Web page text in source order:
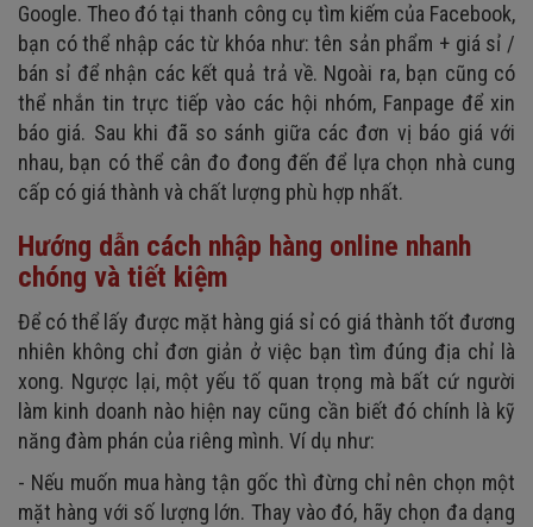
Google. Theo đó tại thanh công cụ tìm kiếm của Facebook,
bạn có thể nhập các từ khóa như: tên sản phẩm + giá sỉ /
bán sỉ để nhận các kết quả trả về. Ngoài ra, bạn cũng có
thể nhắn tin trực tiếp vào các hội nhóm, Fanpage để xin
báo giá. Sau khi đã so sánh giữa các đơn vị báo giá với
nhau, bạn có thể cân đo đong đến để lựa chọn nhà cung
cấp có giá thành và chất lượng phù hợp nhất.
Hướng dẫn cách nhập hàng online nhanh
chóng và tiết kiệm
Để có thể lấy được mặt hàng giá sỉ có giá thành tốt đương
nhiên không chỉ đơn giản ở việc bạn tìm đúng địa chỉ là
xong. Ngược lại, một yếu tố quan trọng mà bất cứ người
làm kinh doanh nào hiện nay cũng cần biết đó chính là kỹ
năng đàm phán của riêng mình. Ví dụ như:
- Nếu muốn mua hàng tận gốc thì đừng chỉ nên chọn một
mặt hàng với số lượng lớn. Thay vào đó, hãy chọn đa dạng